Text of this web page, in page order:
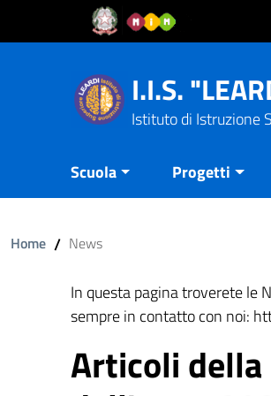
Vai al contenuto
Vail al menu di navigazione
I.I.S.
Istituto di Istruzione
Scuola Progetti
Home / News
In questa pagina troverete le
sempre in contatto con noi:
Articoli della